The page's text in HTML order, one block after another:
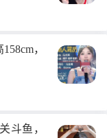
，
斗鱼，